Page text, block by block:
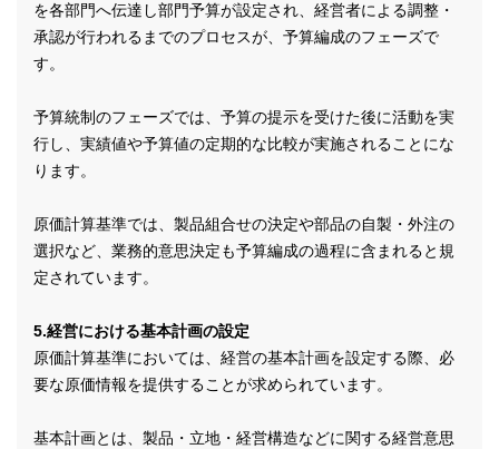
を各部門へ伝達し部門予算が設定され、経営者による調整・
承認が行われるまでのプロセスが、予算編成のフェーズで
す。
予算統制のフェーズでは、予算の提示を受けた後に活動を実
行し、実績値や予算値の定期的な比較が実施されることにな
ります。
原価計算基準では、製品組合せの決定や部品の自製・外注の
選択など、業務的意思決定も予算編成の過程に含まれると規
定されています。
5.経営における基本計画の設定
原価計算基準においては、経営の基本計画を設定する際、必
要な原価情報を提供することが求められています。
基本計画とは、製品・立地・経営構造などに関する経営意思